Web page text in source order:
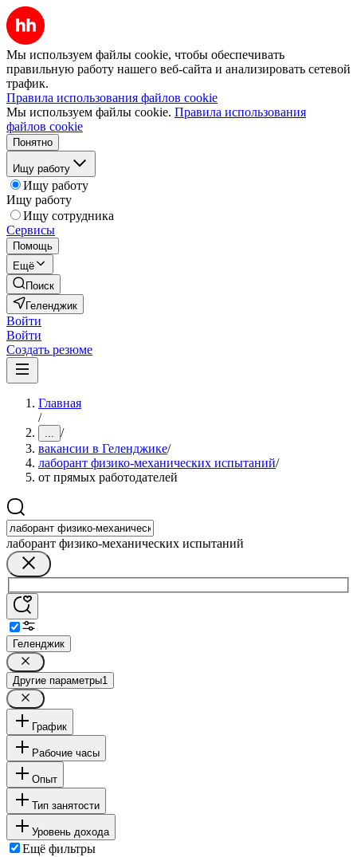
Мы используем файлы cookie, чтобы обеспечивать
правильную работу нашего веб-сайта и анализировать сетевой
трафик.
Правила использования файлов cookie
Мы используем файлы cookie. Правила использования
файлов cookie
Понятно
Ищу работу
Ищу работу
Ищу работу
Ищу сотрудника
Сервисы
Помощь
Ещё
Поиск
Геленджик
Войти
Войти
Создать резюме
Главная
/
... /
вакансии в Геленджике/
лаборант физико-механических испытаний/
от прямых работодателей
лаборант физико-механических испытаний
Геленджик
Другие параметры1
График
Рабочие часы
Опыт
Тип занятости
Уровень дохода
Ещё фильтры